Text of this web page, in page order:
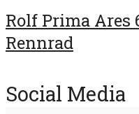
Rolf Prima Ares
Rennrad
Social Media